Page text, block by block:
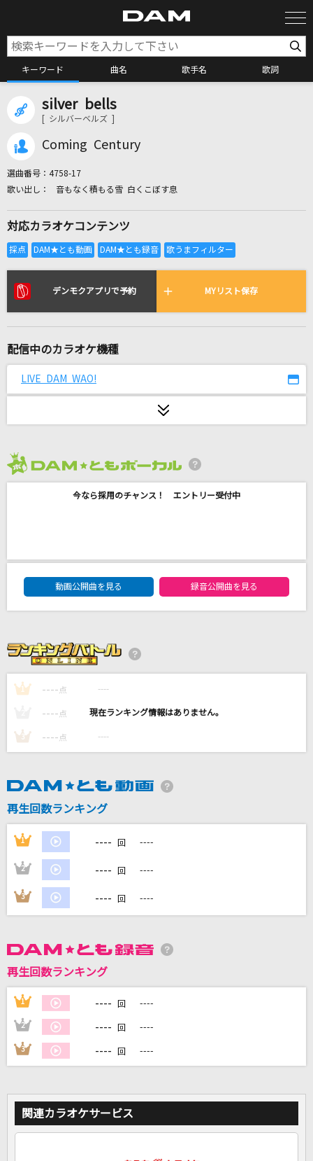
キーワード 曲名 歌手名 歌詞
カラオケ店舗検索
全国りれき
リアルタイムで歌われている曲の一覧
会いたくて
愛をこめて花束を
Perfume of love
Vaundy
インザバックルーム
最後の雨
Mrs. GREEN APPLE
カラオケ最新情報をチェック！
silver bells
[ シルバーベルズ ]
Coming Century
選曲番号： 4758-17
音もなく積もる雪 白くこぼす息
対応カラオケコンテンツ
デンモクアプリで予約 MYリスト保存
配信中のカラオケ機種
LIVE DAM WAO!
今なら採用のチャンス！ エントリー受付中
DAM★ともボーカルエントリーランキング
動画公開曲を見る
録音公開曲を見る
1 ---- 点 ----
---- 点 ----
3 ---- 点 ----
再生回数ランキング
1 ---- 回 ----
2 ---- 回 ----
3 ---- 回 ----
再生回数ランキング
1 ---- 回 ----
2 ---- 回 ----
3 ---- 回 ----
関連カラオケサービス